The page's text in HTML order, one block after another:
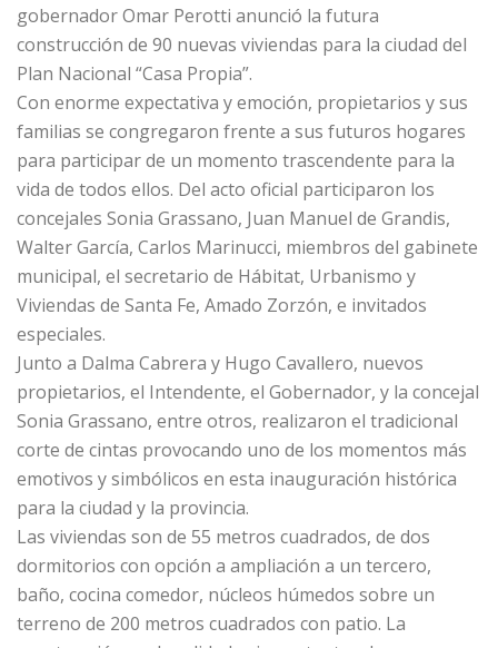
gobernador Omar Perotti anunció la futura
construcción de 90 nuevas viviendas para la ciudad del
Plan Nacional “Casa Propia”.
Con enorme expectativa y emoción, propietarios y sus
familias se congregaron frente a sus futuros hogares
para participar de un momento trascendente para la
vida de todos ellos. Del acto oficial participaron los
concejales Sonia Grassano, Juan Manuel de Grandis,
Walter García, Carlos Marinucci, miembros del gabinete
municipal, el secretario de Hábitat, Urbanismo y
Viviendas de Santa Fe, Amado Zorzón, e invitados
especiales.
Junto a Dalma Cabrera y Hugo Cavallero, nuevos
propietarios, el Intendente, el Gobernador, y la concejal
Sonia Grassano, entre otros, realizaron el tradicional
corte de cintas provocando uno de los momentos más
emotivos y simbólicos en esta inauguración histórica
para la ciudad y la provincia.
Las viviendas son de 55 metros cuadrados, de dos
dormitorios con opción a ampliación a un tercero,
baño, cocina comedor, núcleos húmedos sobre un
terreno de 200 metros cuadrados con patio. La